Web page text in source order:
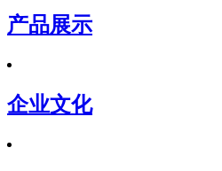
产品展示
企业文化